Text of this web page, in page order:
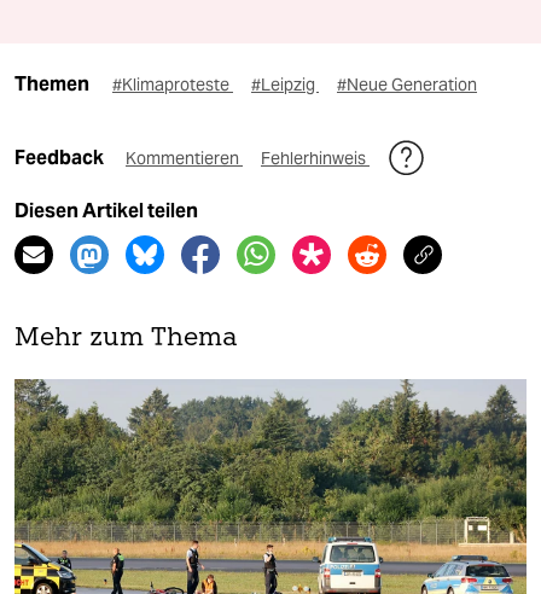
Themen #Klimaproteste #Leipzig #Neue Generation
Feedback Kommentieren Fehlerhinweis
Diesen Artikel teilen
Mehr zum Thema